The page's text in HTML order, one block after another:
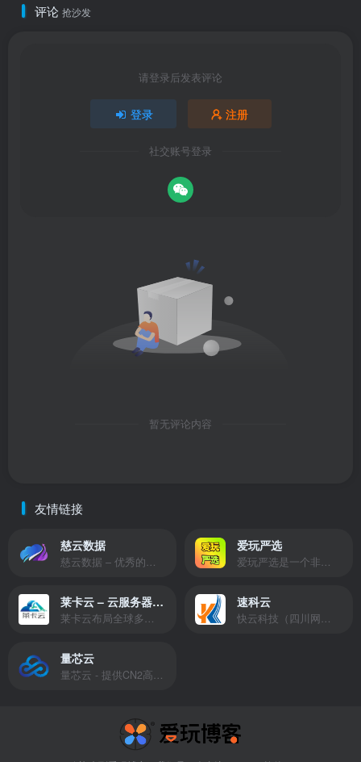
评论 抢沙发
请登录后发表评论
登录 注册
社交账号登录
暂无评论内容
友情链接
慈云数据
慈云数据 – 优秀的云服务器服务商，提供最具有性价比的产品。慈云数据是开发者必不可少的良心云
爱玩严选
爱玩严选是一个非常有保障且性价比极高的虚拟商城，包括但不限于苹果证书、技术指导、会员充值等多种虚拟服务！
莱卡云 – 云服务器提供商
莱卡云布局全球多个地理区域。提供服务有：境外云服务器、国内云服务器、独立服务器、服务器托管、CDN、SSL证书、游戏服务器等业务。
速科云
快云科技（四川网联快云科技有限公司）成立于2021年，主营互联网业务平台服务提供商。公司专注为用户提供低价高性能云计算产品，致力于云计算应用的易用性开发，并引导云计算在国内普及
量芯云
量芯云 - 提供CN2高速香港美国云服务器&专业高防服务器租用等云服务器供应商